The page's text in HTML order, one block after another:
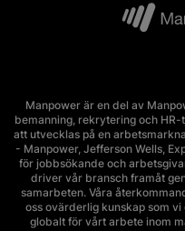
Manpower är en del av
bemanning, rekrytering och
att utvecklas på en
- Manpower, Jefferson Wells,
för jobbsökande och
driver vår bransch framåt
samarbeten. Våra
oss ovärderlig kunskap som
globalt för vårt arbete inom